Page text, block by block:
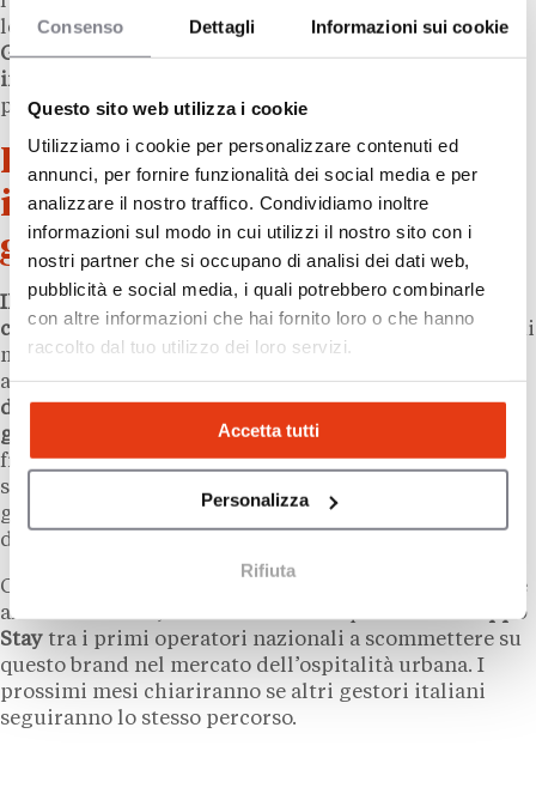
Consenso Dettagli Informazioni sui cookie
Questo sito web utilizza i cookie
Utilizziamo i cookie per personalizzare contenuti ed
annunci, per fornire funzionalità dei social media e per
analizzare il nostro traffico. Condividiamo inoltre
informazioni sul modo in cui utilizzi il nostro sito con i
nostri partner che si occupano di analisi dei dati web,
pubblicità e social media, i quali potrebbero combinarle
con altre informazioni che hai fornito loro o che hanno
raccolto dal tuo utilizzo dei loro servizi.
Accetta tutti
Personalizza
Rifiuta
le nostre realtà”. Un segnale che la strategia di
Gruppo Staypunta a fare delfranchising
internazionale
posizionamento, non un’operazione isolata.
Il franchising alberghiero
internazionale come leva per i
gestori italiani
Il caso Gruppo Stay-IHG illustra una tendenza
crescente nel settore alberghiero italiano: operatori di
management indipendenti che scelgono l’affiliazione
a un brand internazionale peraumentare la visibilità
della struttura sui canali di prenotazione globalie
giustificare investimenti di riqualificazione.
franchisor, la formula permette di espandere la rete
senza impegnare capitale proprio; per il franchisee-
gestore, significa accedere a un sistema di
distribuzione difficilmente replicabile in autonomia.
Con il brand
che conta ancora poche strutture
affiliate in Italia, l’accordo torinese posiziona
Gruppo
Stay tra i primi operatori nazionali a scommettere su
questo brand nel mercato dell’ospitalità urbana. I
prossimi mesi chiariranno se altri gestori italiani
seguiranno lo stesso percorso.